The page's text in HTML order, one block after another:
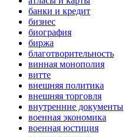
банки и кредит
бизнес
биография
биржа
благотворительность
винная монополия
витте
внешняя политика
внешняя торговля
внутренние документы
военная экономика
военная юстиция